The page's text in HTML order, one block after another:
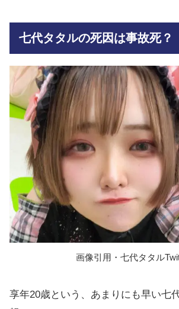
七代タタルの死因は事故死？
画像引用・七代タタル
享年20歳という、あまりにも早い七